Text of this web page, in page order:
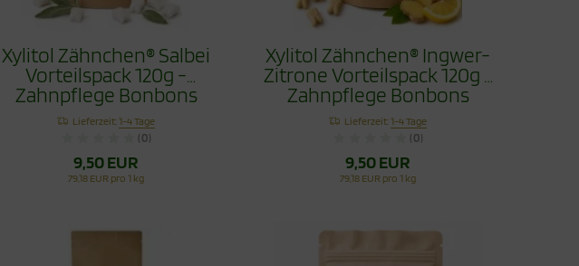
Xylitol Zähnchen® Salbei
Vorteilspack 120g -
Zahnpflege Bonbons
Lieferzeit:1-4 Tage
(0)
9,50 EUR
79,18 EUR pro 1 kg
Xylitol Zähnchen® Ingwer-
Zitrone Vorteilspack 120g -
Zahnpflege Bonbons
Lieferzeit:1-4 Tage
(0)
9,50 EUR
79,18 EUR pro 1 kg